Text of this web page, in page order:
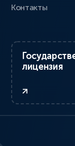
Контакты
лицензия